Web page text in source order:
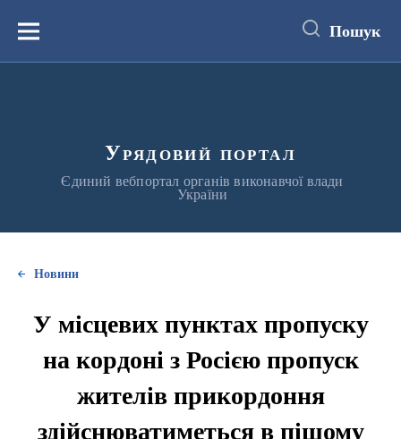
вмістуМеню Пошук
Урядовий портал
Єдиний вебпортал органів виконавчої влади
України
Новини
У місцевих пунктах пропуску
на кордоні з Росією пропуск
жителів прикордоння
здійснюватиметься в пішому